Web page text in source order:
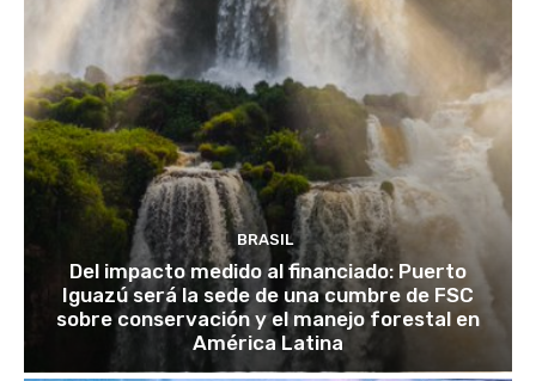
BRASIL
Del impacto medido al financiado: Puerto
Iguazú será la sede de una cumbre de FSC
sobre conservación y el manejo forestal en
América Latina